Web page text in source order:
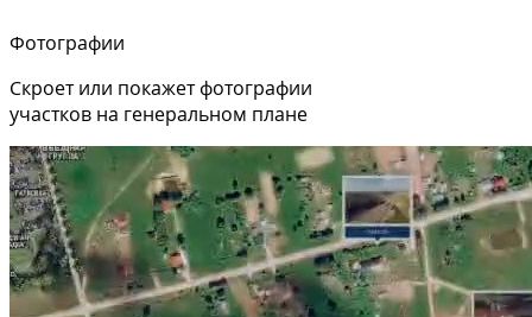
Фотографии
Скроет или покажет фотографии
участков на генеральном плане